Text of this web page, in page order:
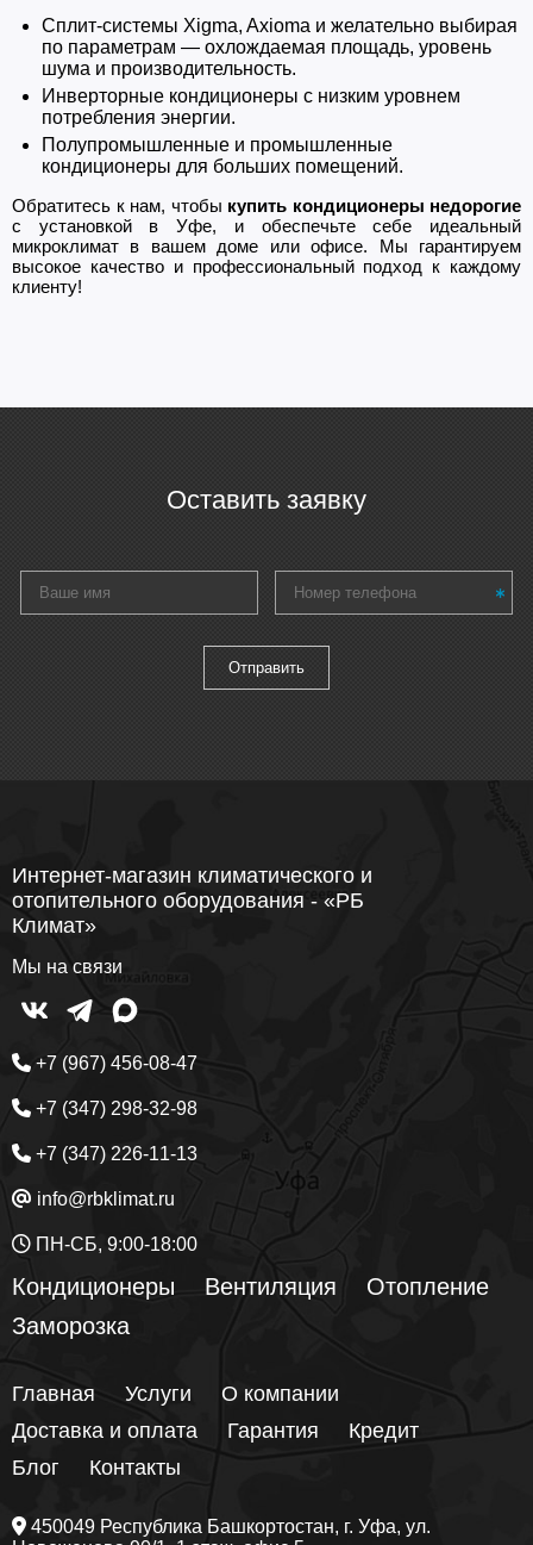
Сплит-системы Xigma, Axioma и желательно выбирая
по параметрам — охлождаемая площадь, уровень
шума и производительность.
Инверторные кондиционеры с низким уровнем
потребления энергии.
Полупромышленные и промышленные
кондиционеры для больших помещений.
Обратитесь к нам, чтобы купить кондиционеры недорогие
с установкой в Уфе, и обеспечьте себе идеальный
микроклимат в вашем доме или офисе. Мы гарантируем
высокое качество и профессиональный подход к каждому
клиенту!
Оставить заявку
Интернет-магазин климатического и
отопительного оборудования - «РБ
Климат»
Мы на связи
+7 (967) 456-08-47
+7 (347) 298-32-98
+7 (347) 226-11-13
info@rbklimat.ru
ПН-СБ, 9:00-18:00
Кондиционеры Вентиляция
Отопление
Заморозка
Главная Услуги
О компании
Доставка и оплата
Гарантия
Кредит
Блог
Контакты
450049 Республика Башкортостан, г. Уфа, ул.